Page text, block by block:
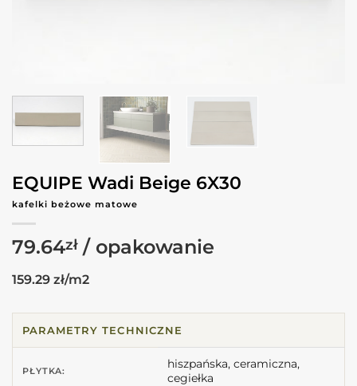
EQUIPE Wadi Beige 6X30
kafelki beżowe matowe
79.64zł
159.29 zł/m2
PARAMETRY TECHNICZNE
PŁYTKA:
hiszpańska, ceramiczna,
cegiełka